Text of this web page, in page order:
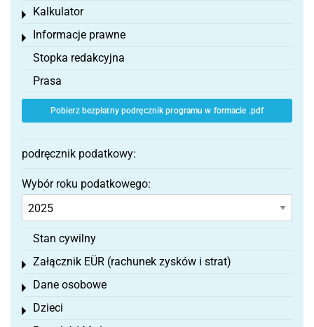
Kalkulator
Toggle menu
Informacje prawne
Toggle menu
Stopka redakcyjna
Prasa
Pobierz bezpłatny podręcznik programu w formacie .pdf
podręcznik podatkowy:
Wybór roku podatkowego:
Stan cywilny
Załącznik EÜR (rachunek zysków i strat)
Toggle menu
Dane osobowe
Toggle menu
Dzieci
Toggle menu